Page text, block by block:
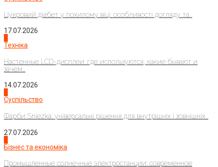
Цукровий діабет у похилому віці: особливості догляду та...
17.07.2026
Техніка
Настенные LCD-дисплеи: где используются, какие бывают и
зачем...
14.07.2026
Суспільство
Фарби Sniezka: універсальні рішення для внутрішніх і зовнішніх...
27.07.2026
Бізнес та економіка
Промышленные солнечные электростанции: современное